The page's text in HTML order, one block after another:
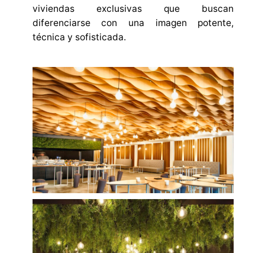
viviendas exclusivas que buscan
diferenciarse con una imagen potente,
técnica y sofisticada.